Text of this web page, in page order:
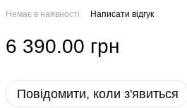
Немає в наявності Написати відгук
6 390.00 грн
Повідомити, коли з'явиться